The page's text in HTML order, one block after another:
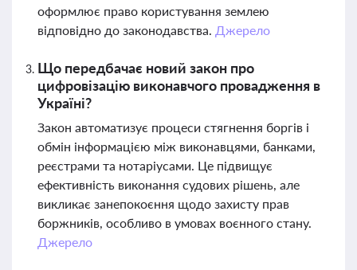
оформлює право користування землею
відповідно до законодавства. Джерело
Що передбачає новий закон про
цифровізацію виконавчого провадження в
Україні?
Закон автоматизує процеси стягнення боргів і
обмін інформацією між виконавцями, банками,
реєстрами та нотаріусами. Це підвищує
ефективність виконання судових рішень, але
викликає занепокоєння щодо захисту прав
боржників, особливо в умовах воєнного стану.
Джерело